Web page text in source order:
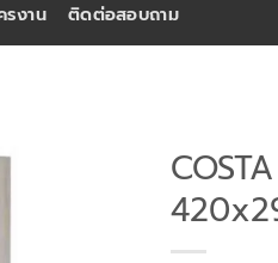
รงาน ติดต่อสอบถาม